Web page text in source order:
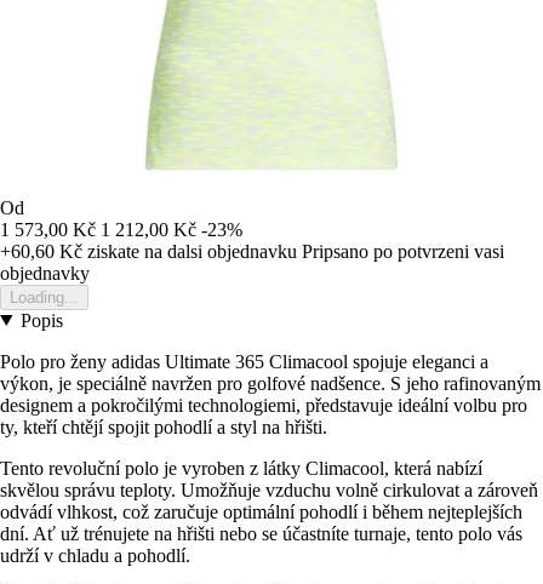
Od
1 573,00 Kč 1 212,00 Kč -23%
+60,60 Kč ziskate na dalsi objednavku Pripsano po potvrzeni vasi
objednavky
Loading...
Popis
Polo pro ženy adidas Ultimate 365 Climacool spojuje eleganci a
výkon, je speciálně navržen pro golfové nadšence. S jeho rafinovaným
designem a pokročilými technologiemi, představuje ideální volbu pro
ty, kteří chtějí spojit pohodlí a styl na hřišti.
Tento revoluční polo je vyroben z látky Climacool, která nabízí
skvělou správu teploty. Umožňuje vzduchu volně cirkulovat a zároveň
odvádí vlhkost, což zaručuje optimální pohodlí i během nejteplejších
dní. Ať už trénujete na hřišti nebo se účastníte turnaje, tento polo vás
udrží v chladu a pohodlí.